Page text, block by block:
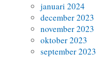
januari 2024
december 2023
november 2023
oktober 2023
september 2023